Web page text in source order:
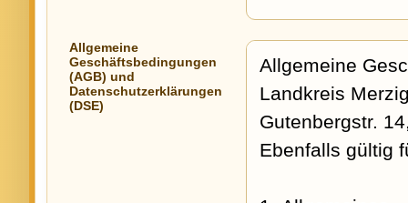
Allgemeine
Geschäftsbedingungen
(AGB) und
Datenschutzerklärungen
(DSE)